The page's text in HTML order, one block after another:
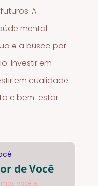
A
mental
e a busca por
Investir em
em qualidade
e bem-estar
de Você
você a